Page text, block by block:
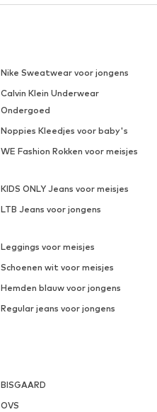
Nike Sweatwear voor jongens
Calvin Klein Underwear
Ondergoed
Noppies Kleedjes voor baby's
WE Fashion Rokken voor meisjes
KIDS ONLY Jeans voor meisjes
LTB Jeans voor jongens
Leggings voor meisjes
Schoenen wit voor meisjes
Hemden blauw voor jongens
Regular jeans voor jongens
BISGAARD
OVS